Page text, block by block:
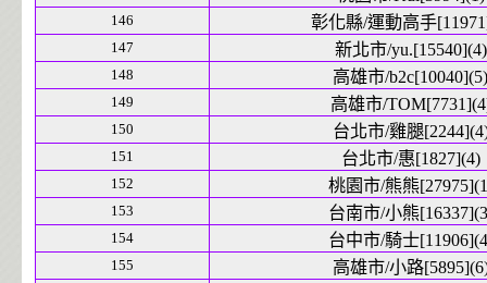
146 彰化縣/運動高手
147 新北市/yu.[15540](4)
148 高雄市/b2c[10040](5)
149 高雄市/
150 台北市/雞腿
151 台北市/惠[1827](4)
152 桃園市/熊熊
153 台南市/小熊
154 台中市/騎士
155 高雄市/小路